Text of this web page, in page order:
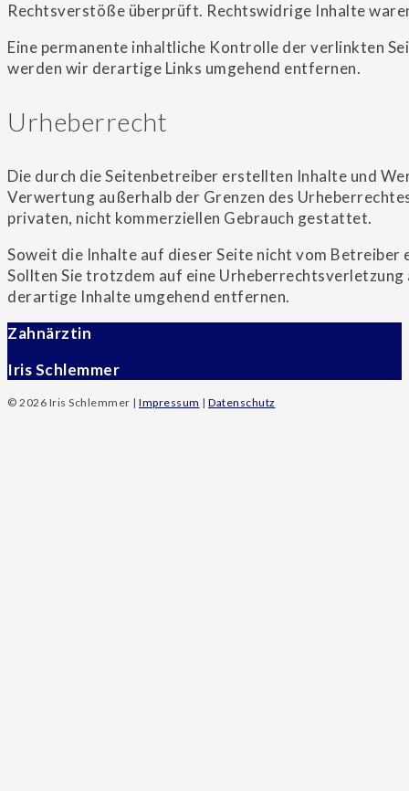
Rechtsverstöße überprüft. Rechtswidrige Inhalte
Eine permanente inhaltliche Kontrolle der verlinkten
werden wir derartige Links umgehend entfernen.
Urheberrecht
Die durch die Seitenbetreiber erstellten Inhalte und
Verwertung außerhalb der Grenzen des
privaten, nicht kommerziellen Gebrauch gestattet.
Soweit die Inhalte auf dieser Seite nicht vom
Sollten Sie trotzdem auf eine
derartige Inhalte umgehend entfernen.
Zahnärztin
Iris Schlemmer
© 2026 Iris Schlemmer | Impressum | Datenschutz